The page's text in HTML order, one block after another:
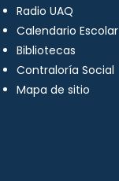
Radio UAQ
Calendario Escolar
Bibliotecas
Contraloría Social
Mapa de sitio